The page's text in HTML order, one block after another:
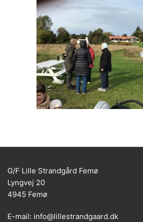
G/F Lille Strandgård Femø
Lyngvej 20
4945 Femø
E-mail: info@lillestrandgaard.dk